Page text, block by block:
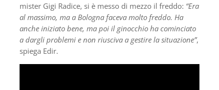
mister Gigi Radice, si è messo di mezzo il freddo: “Era
al massimo, ma a Bologna faceva molto freddo. Ha
anche iniziato bene, ma poi il ginocchio ha cominciato
a dargli problemi e non riusciva a gestire la situazione”,
spiega Edir.